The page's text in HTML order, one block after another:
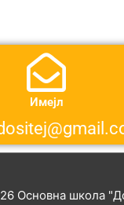
Имејл
Основна школа